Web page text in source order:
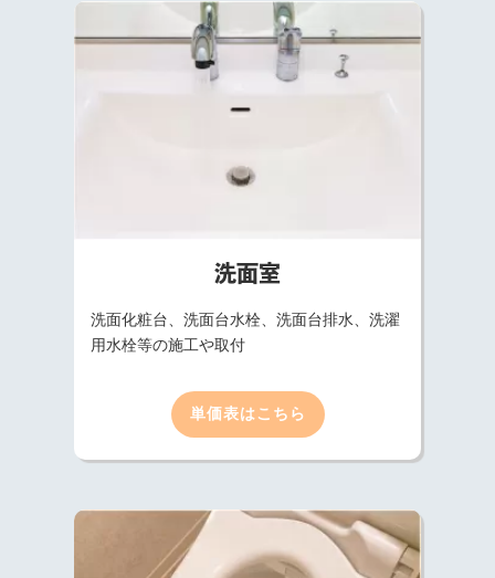
洗面室
洗面化粧台、洗面台水栓、洗面台排水、洗濯
用水栓等の施工や取付
単価表はこちら